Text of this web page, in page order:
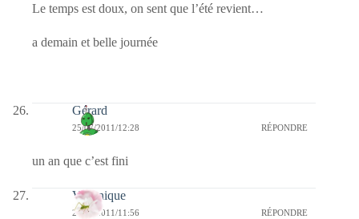
Le temps est doux, on sent que l’été revient…
a demain et belle journée
Gérard
25/07/2011/12:28 RÉPONDRE
un an que c’est fini
Véronique
25/07/2011/11:56 RÉPONDRE